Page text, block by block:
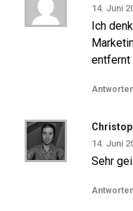
14. Juni
Ich
entfernt
14. Juni
Sehr